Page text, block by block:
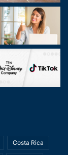
Costa Rica